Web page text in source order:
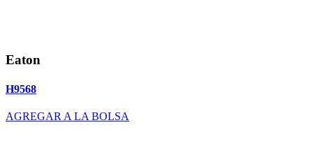
Eaton
H9568
AGREGAR A LA BOLSA